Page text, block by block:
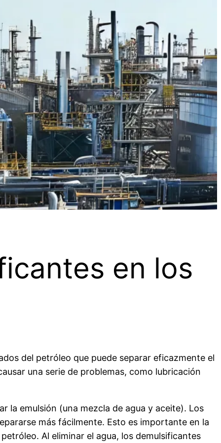
en los
del petróleo que puede separar eficazmente el
una serie de problemas, como lubricación
la emulsión (una mezcla de agua y aceite). Los
más fácilmente. Esto es importante en la
Al eliminar el agua, los demulsificantes